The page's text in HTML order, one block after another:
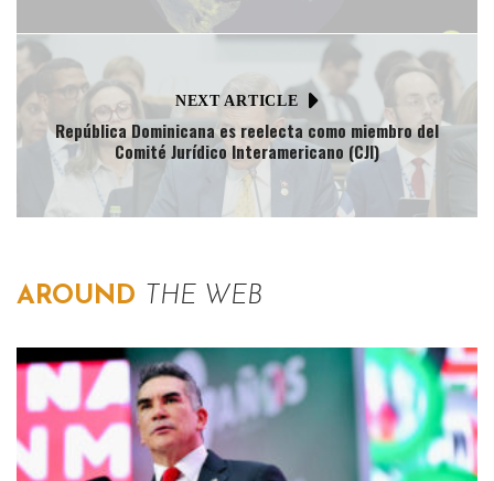
NEXT ARTICLE
República Dominicana es reelecta como miembro del
Comité Jurídico Interamericano (CJI)
AROUND THE WEB